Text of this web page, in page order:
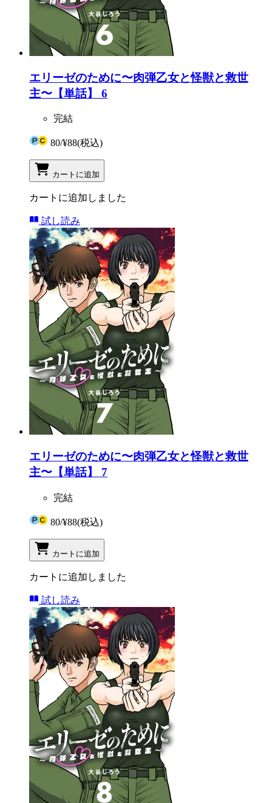
エリーゼのために〜肉弾乙女と怪獣と救世
主〜【単話】 6
完結
80/¥88(税込)
カートに追加
カートに追加しました
試し読み
エリーゼのために〜肉弾乙女と怪獣と救世
主〜【単話】 7
完結
80/¥88(税込)
カートに追加
カートに追加しました
試し読み